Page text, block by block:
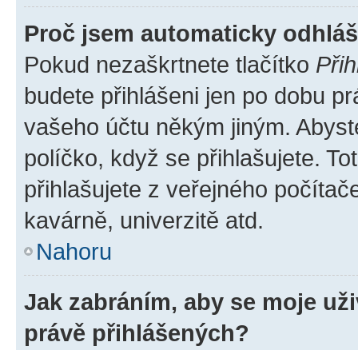
Proč jsem automaticky
Pokud nezaškrtnete tlačítko
budete přihlášeni jen po dobu
vašeho účtu někým jiným.
políčko, když se přihlašujete.
přihlašujete z veřejného
kavárně, univerzitě atd.
Nahoru
Jak zabráním, aby se moje
právě přihlášených?